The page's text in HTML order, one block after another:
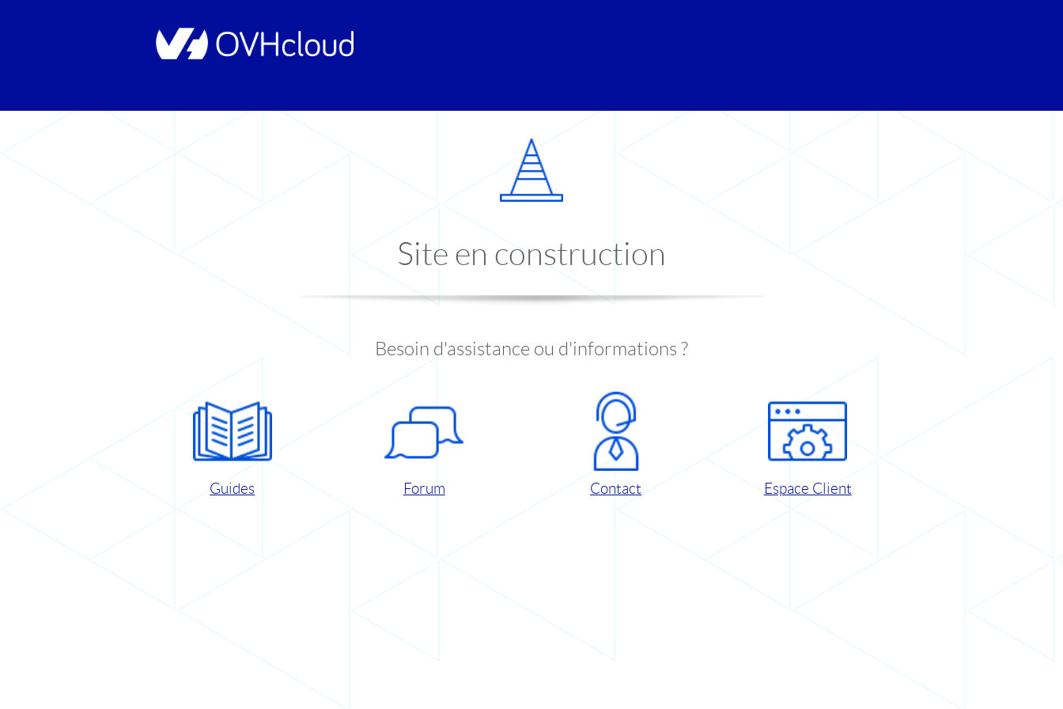
Site en construction
Besoin d'assistance ou d'informations ?
Guides Forum Contact Espace Client